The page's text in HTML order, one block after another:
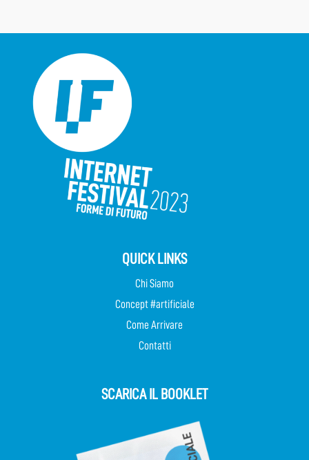
QUICK LINKS
Chi Siamo
Concept #artificiale
Come Arrivare
Contatti
SCARICA IL BOOKLET